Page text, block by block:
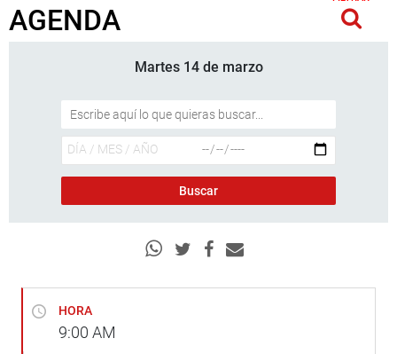
AGENDA
Martes 14 de marzo
HORA
9:00 AM